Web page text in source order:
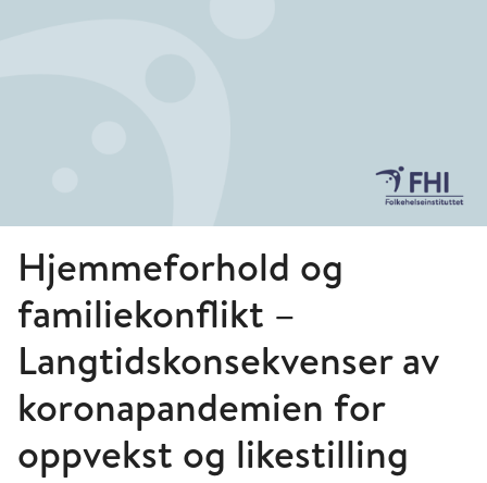
Hjemmeforhold og
familiekonflikt –
Langtidskonsekvenser av
koronapandemien for
oppvekst og likestilling